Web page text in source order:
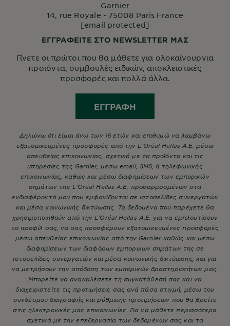
Garnier
14, rue Royale - 75008 Paris France
[email protected]
ΕΓΓΡΑΦΕΙΤΕ ΣΤΟ NEWSLETTER ΜΑΣ
Γίνετε οι πρώτοι που θα μάθετε για ολοκαίνουργια
προϊόντα, συμβουλές ειδικών, αποκλειστικές
προσφορές και πολλά άλλα.
ΕΓΓΡΑΦΉ
Δηλώνω ότι είμαι άνω των 16 ετών και επιθυμώ να λαμβάνω
εξατομικευμένες προσφορές από την L’Oréal Hellas A.E. μέσω
απευθείας επικοινωνίας, σχετικά με τα προϊόντα και τις
υπηρεσίες της Garnier, μέσω email, SMS, ή τηλεφωνικής
επικοινωνίας, καθώς και μέσω διαφημίσεων των εμπορικών
σημάτων της L’Oréal Hellas A.E. προσαρμοσμένων στα
ενδιαφέροντά μου που εμφανίζονται σε ιστοσελίδες συνεργατών
και μέσα κοινωνικής δικτύωσης. Τα δεδομένα που παρέχετε θα
χρησιμοποιηθούν από την L’Oréal Hellas A.E. για να εμπλουτίσουν
το προφίλ σας, να σας προσφέρουν εξατομικευμένες προσφορές
μέσω απευθείας επικοινωνίας από την Garnier καθώς και μέσω
διαφημίσεων των διαφόρων εμπορικών σημάτων της σε
ιστοσελίδες συνεργατών και μέσα κοινωνικής δικτύωσης, και για
να μετρήσουν την απόδοση των εμπορικών δραστηριοτήτων μας.
Μπορείτε να ανακαλέσετε τη συγκατάθεσή σας και να
διαχειριστείτε τις προτιμήσεις σας ανά πάσα στιγμή, μέσω του
συνδέσμου διαγραφής και ρύθμισης προτιμήσεων που θα βρείτε
στις ηλεκτρονικές μας επικοινωνίες. Για να μάθετε περισσότερα
σχετικά με την επεξεργασία των δεδομένων σας και τα